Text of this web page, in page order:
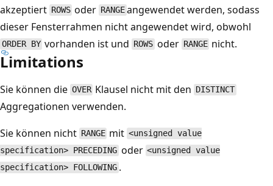
akzeptiert ROWS oder RANGEangewendet werden, sodass
dieser Fensterrahmen nicht angewendet wird, obwohl
ORDER BY vorhanden ist und ROWSoder RANGE nicht.
Limitations
Sie können die OVER Klausel nicht mit den DISTINCT
Aggregationen verwenden.
Sie können nicht RANGE mit <unsigned value
specification> PRECEDING oder <unsigned value
specification> FOLLOWING .